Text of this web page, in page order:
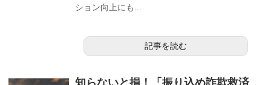
ション向上にも...
記事を読む
知らないと損！「振り込め詐欺救済